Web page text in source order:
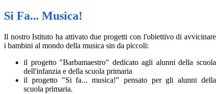
Si Fa... Musica!
Il nostro Istituto ha attivato due progetti con l'obiettivo di avvicinare
i bambini al mondo della musica sin da piccoli:
il progetto "Barbamaestro" dedicato agli alunni della scuola
dell'infanzia e della scuola primaria
il progetto "Si fa... musica!" pensato per gli alunni della
scuola primaria.